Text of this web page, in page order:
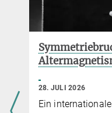
28. JULI 2026
Ein